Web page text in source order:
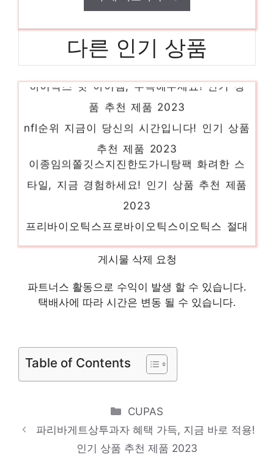
다른 인기 상품
하이박스 핫 아이템, 주목해주세요! 인기 상
품 추천 제품 2023
nfl순위 지금이 당신의 시간입니다! 인기 상품
추천 제품 2023
이종임의쫄깃스지진한도가니탕팩 화려한 스
제품 2023
헤이홈카메라거치대거치대 소장가치 100%의
특별한 제품 인기 상품 추천 제품 2023
2023
기 상품 추천 제품 2023
게시물 삭제 요청
파트너스 활동으로 수익이 발생 할 수 있습니다.
택배사에 따라 시간은 변동 될 수 있습니다.
Table of Contents
Categories
CUPAS
파리바게트상투과자 혜택 가득, 지금 바로 적용!
인기 상품 추천 제품 2023